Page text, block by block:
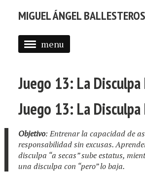
MIGUEL ÁNGEL BALLESTEROS
menu
PROFESSIONAL
SELECTED WORK
BLOG (EN)
APPS
Juego 13: La
Juego 13: La
Objetivo: Entrenar la capacidad de
responsabilidad sin excusas.
disculpa “a secas” sube estatus,
una disculpa con “pero” lo baja.